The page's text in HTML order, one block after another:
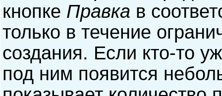
кнопке Правка в
только в течение
создания. Если кто-то
под ним появится